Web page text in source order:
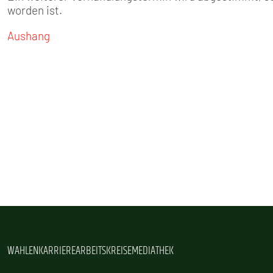
worden ist.
Aushang
WAHLENKARRIEREARBEITSKREISEMEDIATHEK